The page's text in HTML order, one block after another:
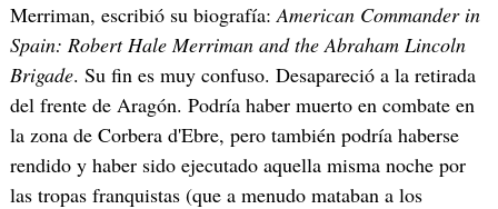
Merriman, escribió su biografía:American Commander in
Spain: Robert Hale Merriman and the Abraham Lincoln
Brigade. Su fin es muy confuso. Desapareció a la retirada
del frente de Aragón. Podría haber muerto en combate en
la zona de Corbera d'Ebre, pero también podría haberse
rendido y haber sido ejecutado aquella misma noche por
las tropas franquistas (que a menudo mataban a los